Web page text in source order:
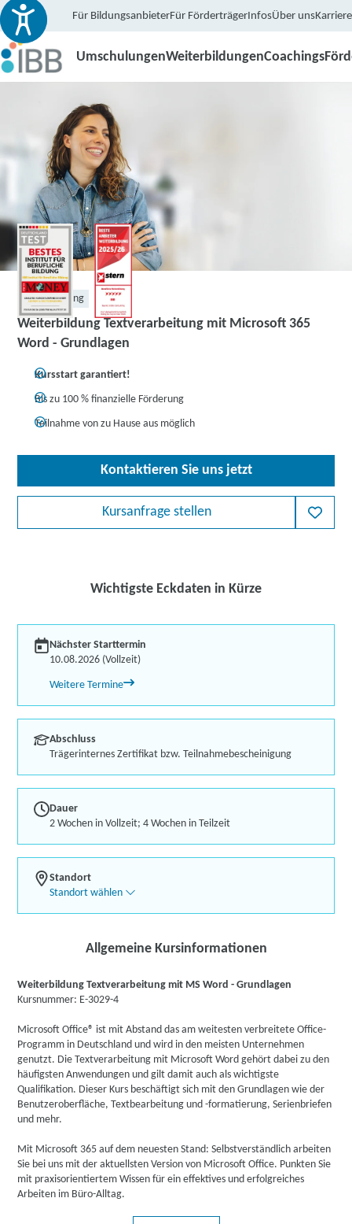
Für BildungsanbieterFür FörderträgerInfosÜber unsKarriere
UmschulungenWeiterbildungenCoachings
Weiterbildung
Weiterbildung Textverarbeitung mit Microsoft 365
Word - Grundlagen
Kursstart garantiert!
Bis zu 100 % finanzielle Förderung
Teilnahme von zu Hause aus möglich
Kontaktieren Sie uns jetzt
Kursanfrage stellen
Wichtigste Eckdaten in Kürze
Nächster Starttermin
10.08.2026 (Vollzeit)
Weitere Termine
Abschluss
Trägerinternes Zertifikat bzw. Teilnahmebescheinigung
Dauer
2 Wochen in Vollzeit; 4 Wochen in Teilzeit
Standort
Standort wählen
Allgemeine Kursinformationen
Weiterbildung Textverarbeitung mit MS Word - Grundlagen
Kursnummer: E-3029-4
Microsoft Office® ist mit Abstand das am weitesten verbreitete Office-
Programm in Deutschland und wird in den meisten Unternehmen
genutzt. Die Textverarbeitung mit Microsoft Word gehört dabei zu den
häufigsten Anwendungen und gilt damit auch als wichtigste
Qualifikation. Dieser Kurs beschäftigt sich mit den Grundlagen wie der
Benutzeroberfläche, Textbearbeitung und -formatierung, Serienbriefen
und mehr.
Mit Microsoft 365 auf dem neuesten Stand: Selbstverständlich arbeiten
Sie bei uns mit der aktuellsten Version von Microsoft Office. Punkten Sie
mit praxisorientiertem Wissen für ein effektives und erfolgreiches
Arbeiten im Büro-Alltag.